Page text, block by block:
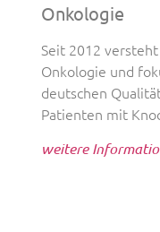
Onkologie
Seit 2012
Onkologie und
deutschen
Patienten mit
weitere